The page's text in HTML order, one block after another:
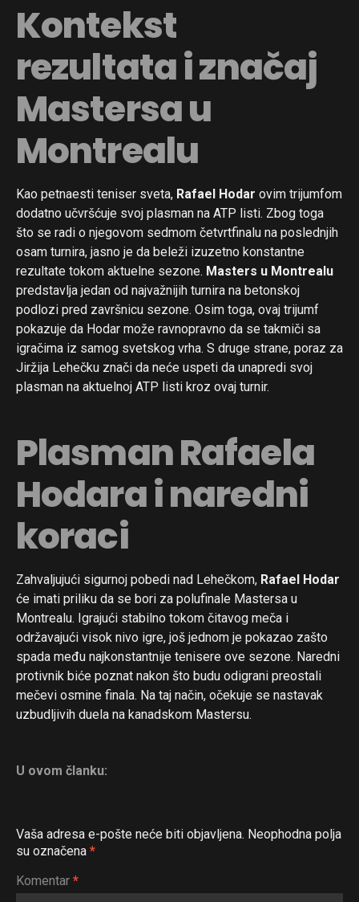
Kontekst
rezultata i značaj
Mastersa u
Montrealu
Kao petnaesti teniser sveta, Rafael Hodar ovim trijumfom
dodatno učvršćuje svoj plasman na ATP listi. Zbog toga
što se radi o njegovom sedmom četvrtfinalu na poslednjih
osam turnira, jasno je da beleži izuzetno konstantne
rezultate tokom aktuelne sezone. Masters u Montrealu
predstavlja jedan od najvažnijih turnira na betonskoj
podlozi pred završnicu sezone. Osim toga, ovaj trijumf
pokazuje da Hodar može ravnopravno da se takmiči sa
igračima iz samog svetskog vrha. S druge strane, poraz za
Jiržija Lehečku znači da neće uspeti da unapredi svoj
plasman na aktuelnoj ATP listi kroz ovaj turnir.
Plasman Rafaela
Hodara i naredni
koraci
Zahvaljujući sigurnoj pobedi nad Lehečkom, Rafael Hodar
će imati priliku da se bori za polufinale Mastersa u
Montrealu. Igrajući stabilno tokom čitavog meča i
održavajući visok nivo igre, još jednom je pokazao zašto
spada među najkonstantnije tenisere ove sezone. Naredni
protivnik biće poznat nakon što budu odigrani preostali
mečevi osmine finala. Na taj način, očekuje se nastavak
uzbudljivih duela na kanadskom Mastersu.
U ovom članku:
Vaša adresa e-pošte neće biti objavljena. Neophodna polja
su označena *
Komentar *
Reddit